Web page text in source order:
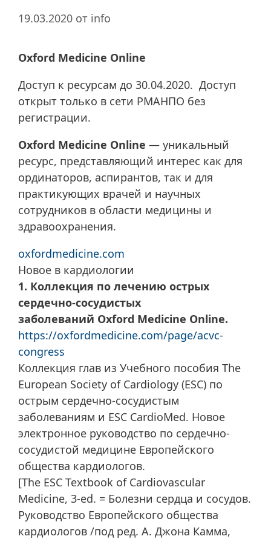
19.03.2020 от info
Oxford Medicine Online
Доступ к ресурсам до 30.04.2020. Доступ
открыт только в сети РМАНПО без
регистрации.
Oxford Medicine Online — уникальный
ресурс, представляющий интерес как для
ординаторов, аспирантов, так и для
практикующих врачей и научных
сотрудников в области медицины и
здравоохранения.
oxfordmedicine.com
Новое в кардиологии
1. Коллекция по лечению острых
сердечно-сосудистых
заболеваний Oxford Medicine Online.
https://oxfordmedicine.com/page/acvc-
congress
Коллекция глав из Учебного пособия The
European Society of Cardiology (ESC) по
острым сердечно-сосудистым
заболеваниям и ESC CardioMed. Новое
электронное руководство по сердечно-
сосудистой медицине Европейского
общества кардиологов.
[The ESC Textbook of Cardiovascular
Medicine, 3-ed. = Болезни сердца и сосудов.
Руководство Европейского общества
кардиологов /под ред. А. Джона Камма,